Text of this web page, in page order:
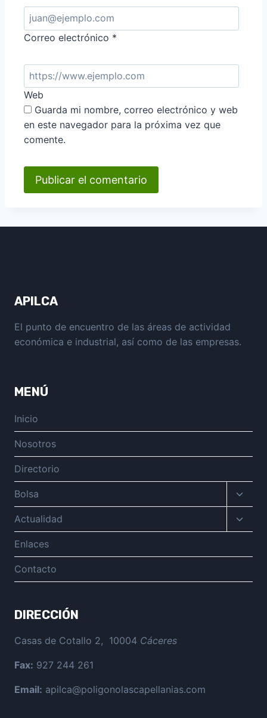
Correo electrónico *
Web
Guarda mi nombre, correo electrónico y web
en este navegador para la próxima vez que
comente.
APILCA
El punto de encuentro de las áreas de actividad
económica e industrial, así como de las empresas.
MENÚ
Inicio
Nosotros
Directorio
Bolsa
menú
hijo
Actualidad
menú
Enlaces
Contacto
DIRECCIÓN
Casas de Cotallo 2, 10004 Cáceres
Fax: 927 244 261
Email: apilca@poligonolascapellanias.com